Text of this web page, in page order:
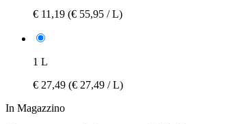
€ 11,19 (€ 55,95 / L)
1 L
€ 27,49 (€ 27,49 / L)
In Magazzino